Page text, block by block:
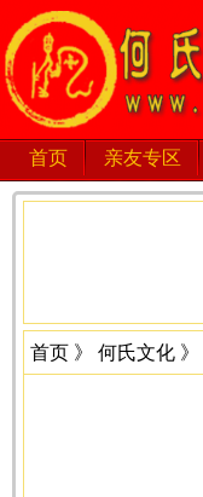
首页 亲友专区
首页 》 何氏文化 》